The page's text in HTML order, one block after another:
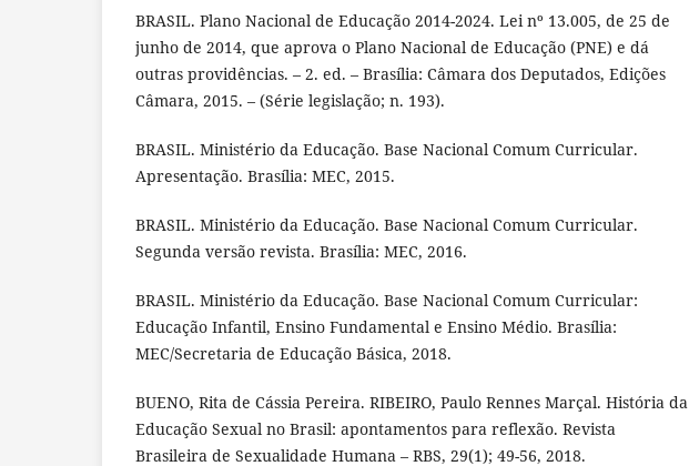
BRASIL. Plano Nacional de Educação 2014-2024. Lei nº 13.005, de 25 de
junho de 2014, que aprova o Plano Nacional de Educação (PNE) e dá
outras providências. – 2. ed. – Brasília: Câmara dos Deputados, Edições
Câmara, 2015. – (Série legislação; n. 193).
BRASIL. Ministério da Educação. Base Nacional Comum Curricular.
Apresentação. Brasília: MEC, 2015.
BRASIL. Ministério da Educação. Base Nacional Comum Curricular.
Segunda versão revista. Brasília: MEC, 2016.
BRASIL. Ministério da Educação. Base Nacional Comum Curricular:
Educação Infantil, Ensino Fundamental e Ensino Médio. Brasília:
MEC/Secretaria de Educação Básica, 2018.
BUENO, Rita de Cássia Pereira. RIBEIRO, Paulo Rennes Marçal. História da
Educação Sexual no Brasil: apontamentos para reflexão. Revista
Brasileira de Sexualidade Humana – RBS, 29(1); 49-56, 2018.